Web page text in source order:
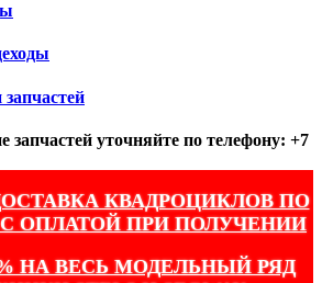
запчастей уточняйте по телефону: +7
КВАДРОЦИКЛОВ ПО
ОПЛАТОЙ ПРИ ПОЛУЧЕНИИ
НА ВЕСЬ МОДЕЛЬНЫЙ РЯД